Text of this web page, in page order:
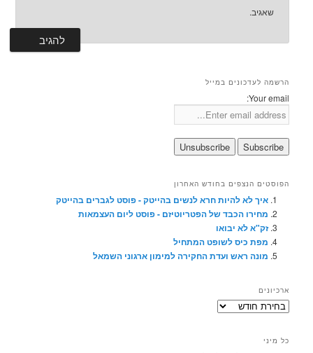
שאגיב.
הרשמה לעדכונים במייל
Your email:
הפוסטים הנצפים בחודש האחרון
איך לא להיות חרא לנשים בהייטק - פוסט לגברים בהייטק
מחירו הכבד של הפטריוטיזם - פוסט ליום העצמאות
זק"א לא יבואו
מפת כיס לשופט המתחיל
מונה ראש ועדת החקירה למימון ארגוני השמאל
ארכיונים
ארכיונים
כל מיני